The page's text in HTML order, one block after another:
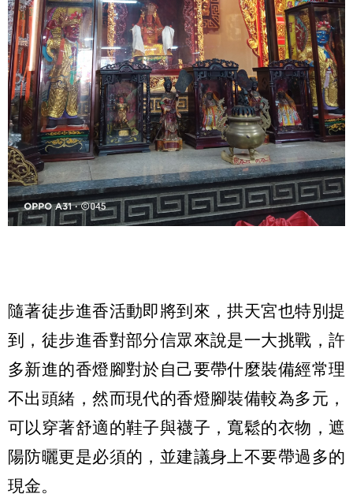
隨著徒步進香活動即將到來，拱天宮也特別提
到，徒步進香對部分信眾來說是一大挑戰，許
多新進的香燈腳對於自己要帶什麼裝備經常理
不出頭緒，然而現代的香燈腳裝備較為多元，
可以穿著舒適的鞋子與襪子，寬鬆的衣物，遮
陽防曬更是必須的，並建議身上不要帶過多的
現金。